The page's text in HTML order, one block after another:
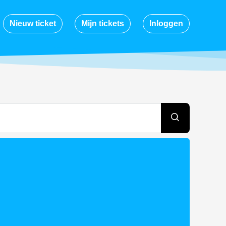
Nieuw ticket Mijn tickets Inloggen